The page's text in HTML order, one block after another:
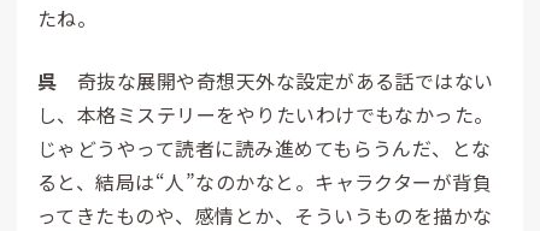
たね。
呉 奇抜な展開や奇想天外な設定がある話ではない
し、本格ミステリーをやりたいわけでもなかった。
じゃどうやって読者に読み進めてもらうんだ、とな
ると、結局は“人”なのかなと。キャラクターが背負
ってきたものや、感情とか、そういうものを描かな